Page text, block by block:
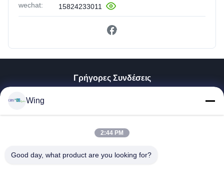
wechat: 15824233011
Γρήγορες Συνδέσεις
Εμφάνιση VR
Επισκέψεις Στο Εργοστάσιο
Wing
2:44 PM
Good day, what product are you looking for?